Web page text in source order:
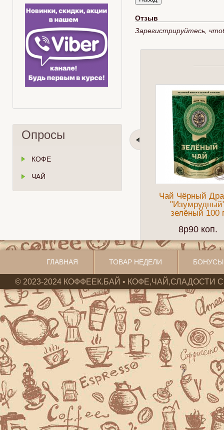
Опросы
КОФЕ
ЧАЙ
Отзыв
Зарегистрируйтесь,
Чай Чёрный
зелёный 100
8p90 коп.
ГЛАВНАЯ ТОВАР НЕДЕЛИ
© 2023-2024 КОФФЕЕК.БАЙ • КОФЕ,ЧАЙ,СЛАДОСТИ С